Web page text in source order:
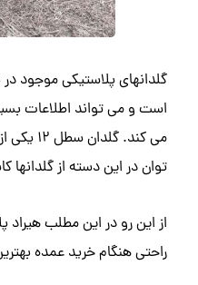
گلدانهای پلاستیکی موجود
است و می تواند اطلاعات
می
توان در این دسته از گلدانها
راحتی هنگام خرید عمده